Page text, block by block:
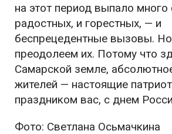
на этот период выпало
радостных, и горестных, — и
беспрецедентные вызовы.
преодолеем их. Потому что
Самарской земле,
жителей — настоящие
праздником вас, с днем
Фото: Светлана Осьмачкина